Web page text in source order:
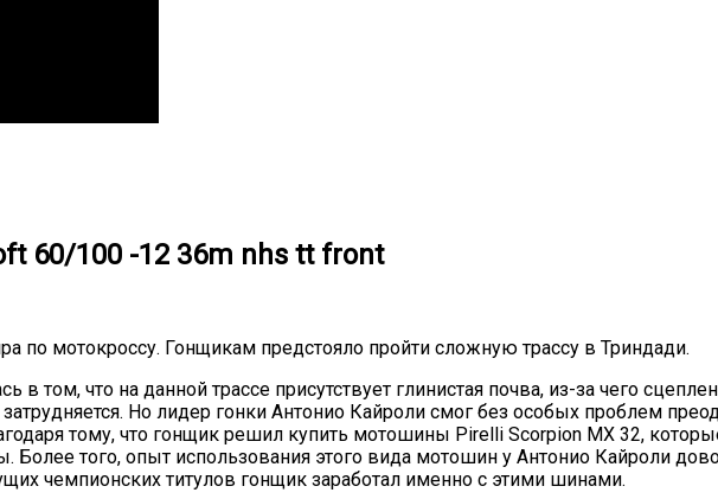
60/100 -12 36m nhs tt front
по мотокроссу. Гонщикам предстояло пройти сложную трассу в Триндади.
в том, что на данной трассе присутствует глинистая почва, из-за чего
затрудняется. Но лидер гонки Антонио Кайроли смог без особых проблем
тому, что гонщик решил купить мотошины Pirelli Scorpion MX 32,
Более того, опыт использования этого вида мотошин у Антонио Кайроли
чемпионских титулов гонщик заработал именно с этими шинами.